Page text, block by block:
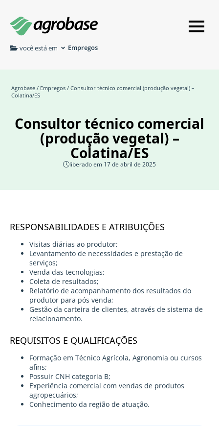
você está em Empregos
Agrobase / Empregos / Consultor técnico comercial (produção vegetal) –
Colatina/ES
Consultor técnico comercial
(produção vegetal) –
Colatina/ES
liberado em 17 de abril de 2025
RESPONSABILIDADES E ATRIBUIÇÕES
Visitas diárias ao produtor;
Levantamento de necessidades e prestação de
serviços;
Venda das tecnologias;
Coleta de resultados;
Relatório de acompanhamento dos resultados do
produtor para pós venda;
Gestão da carteira de clientes, através de sistema de
relacionamento.
REQUISITOS E QUALIFICAÇÕES
Formação em Técnico Agrícola, Agronomia ou cursos
afins;
Possuir CNH categoria B;
Experiência comercial com vendas de produtos
agropecuários;
Conhecimento da região de atuação.